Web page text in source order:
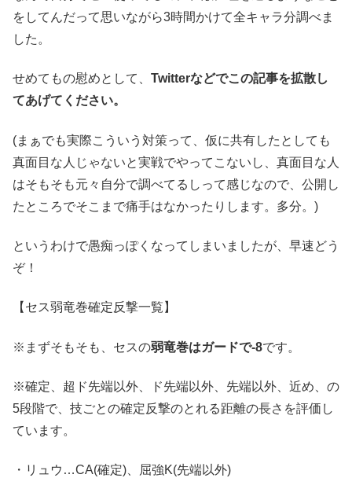
をしてんだって思いながら3時間かけて全キャラ分調べま
した。
せめてもの慰めとして、 Twitterなどでこの記事を拡散し
てあげてください。
(まぁでも実際こういう対策って、仮に共有したとしても
真面目な人じゃないと実戦でやってこないし、真面目な人
はそもそも元々自分で調べてるしって感じなので、公開し
たところでそこまで痛手はなかったりします。多分。)
というわけで愚痴っぽくなってしまいましたが、早速どう
ぞ！
【セス弱竜巻確定反撃一覧】
※まずそもそも、セスの弱竜巻はガードで-8です。
※確定、超ド先端以外、ド先端以外、先端以外、近め、の
5段階で、技ごとの確定反撃のとれる距離の長さを評価し
ています。
・リュウ…CA(確定)、屈強K(先端以外)